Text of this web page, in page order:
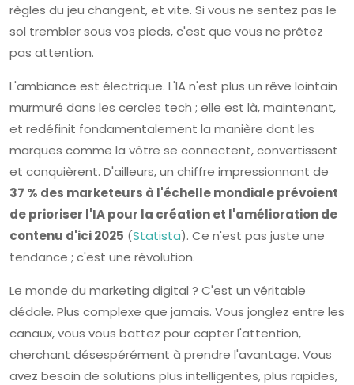
règles du jeu changent, et vite. Si vous ne sentez pas le
sol trembler sous vos pieds, c'est que vous ne prêtez
pas attention.
L'ambiance est électrique. L'IA n'est plus un rêve lointain
murmuré dans les cercles tech ; elle est là, maintenant,
et redéfinit fondamentalement la manière dont les
marques comme la vôtre se connectent, convertissent
et conquièrent. D'ailleurs, un chiffre impressionnant de
37 % des marketeurs à l'échelle mondiale prévoient
de prioriser l'IA pour la création et l'amélioration de
contenu d'ici 2025 (Statista). Ce n'est pas juste une
tendance ; c'est une révolution.
Le monde du marketing digital ? C'est un véritable
dédale. Plus complexe que jamais. Vous jonglez entre les
canaux, vous vous battez pour capter l'attention,
cherchant désespérément à prendre l'avantage. Vous
avez besoin de solutions plus intelligentes, plus rapides,